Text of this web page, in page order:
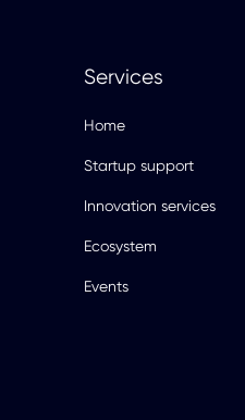
Services
Home
Startup support
Innovation services
Ecosystem
Events